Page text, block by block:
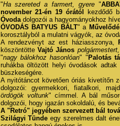
"Ha szereted a farmert, gyere"ABBA
november 21-én 19 órától
kezdődő
Óvodadolgozói a hagyományokhoz
ÓVODÁS BATYUS BÁLT" a
korosztályból a mulatni vágyók, az
A rendezvényt az est háziasszonya,
köszöntötte Vajtó János polgármestert,
"nagy bálokhoz hasonlóan" " Palotás
ruhákba öltözött helyi óvodások
büszkeségére.
A nyitótáncot követően óriás kivetítőn
dolgozói: gyermekkori, fiatalkori,
ördögök voltunk" címmel. A bál
dolgozói, hogy igazán sokoldalú, és
A "Retró" jegyében szervezett bál
Szilágyi Tünde egy szerelmes dalt